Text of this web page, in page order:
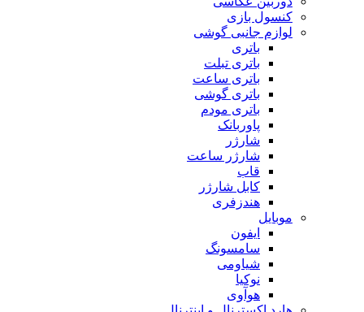
کنسول بازی
لوازم جانبی گوشی
باتری
باتری تبلت
باتری ساعت
باتری گوشی
باتری مودم
پاوربانک
شارژر
شارژر ساعت
قاب
کابل شارژر
هندزفری
موبایل
ایفون
سامسونگ
شیاومی
نوکیا
هوآوی